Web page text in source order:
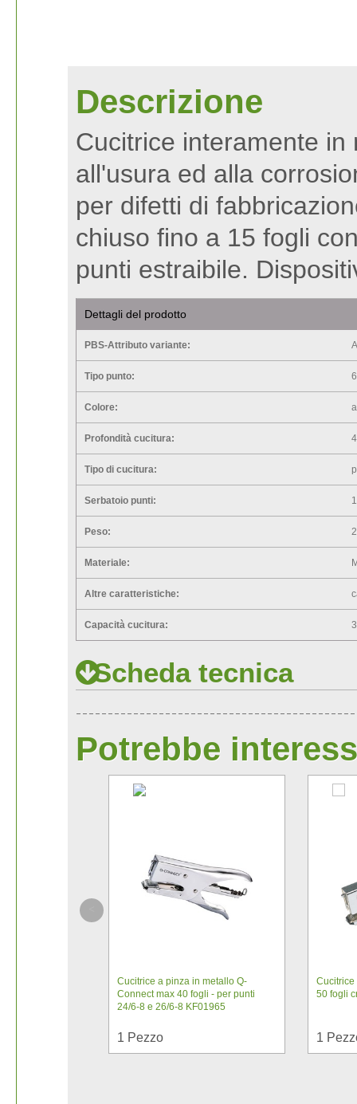
Descrizione
Cucitrice interamente
all'usura ed alla
per difetti di
chiuso fino a 15 fogli
punti estraibile.
Dettagli del prodotto
PBS-Attributo variante:
Tipo punto:
Colore:
Profondità cucitura:
Tipo di cucitura:
Serbatoio punti:
Peso:
Materiale:
Altre caratteristiche:
Capacità cucitura:
Scheda tecnica
Potrebbe
Cucitrice a pinza in metallo Q-
Connect max 40 fogli - per punti
24/6-8 e 26/6-8 KF01965
1 Pezzo
Cucitrice
50 fogli
1